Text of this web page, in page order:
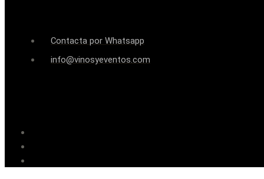
Contacta por Whatsapp
info@vinosyeventos.com